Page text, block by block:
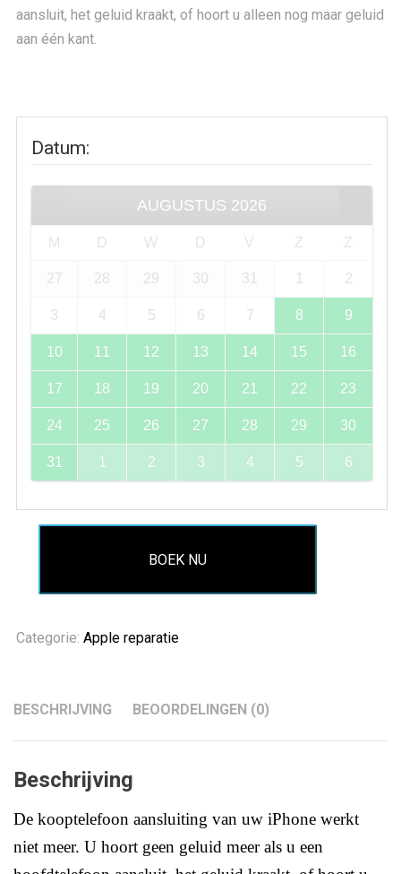
aansluit, het geluid kraakt, of hoort u alleen nog maar geluid
aan één kant.
Datum:
AUGUSTUS 2026
M D W D V Z Z
27 28 29 30 31 1 2
3 4 5 6 7 8 9
10 11 12 13 14 15 16
17 18 19 20 21 22 23
24 25 26 27 28 29 30
31 1 2 3 4 5 6
BOEK NU
Categorie: Apple reparatie
BESCHRIJVING BEOORDELINGEN (0)
Beschrijving
De kooptelefoon aansluiting van uw iPhone werkt
niet meer. U hoort geen geluid meer als u een